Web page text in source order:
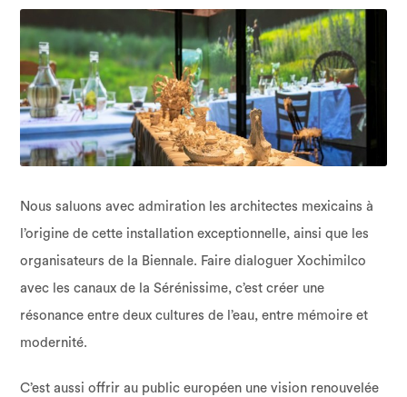
Nous saluons avec admiration les architectes mexicains à
l’origine de cette installation exceptionnelle, ainsi que les
organisateurs de la Biennale. Faire dialoguer Xochimilco
avec les canaux de la Sérénissime, c’est créer une
résonance entre deux cultures de l’eau, entre mémoire et
modernité.
C’est aussi offrir au public européen une vision renouvelée